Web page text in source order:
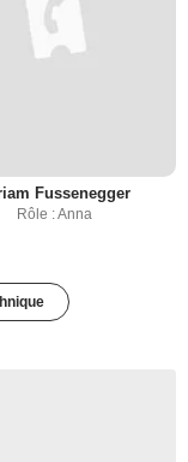
Fussenegger
Rôle : Anna